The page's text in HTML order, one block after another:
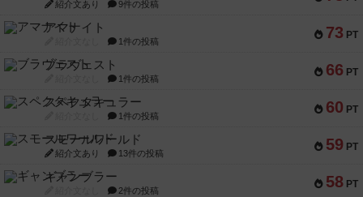
紹介文あり 9件の投稿
73 PT
アマナイト
1件の投稿
66 PT
ブラヴェスト
1件の投稿
60 PT
スペクタキュラー
1件の投稿
59 PT
スモールワールド
紹介文あり 13件の投稿
58 PT
ギャンブラー
2件の投稿